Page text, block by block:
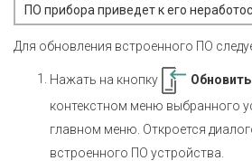
ПО прибора приведет к его
Для обновления встроенного ПО
Нажать на кнопку
контекстном меню выбранного
главном меню. Откроется
встроенного ПО устройства.